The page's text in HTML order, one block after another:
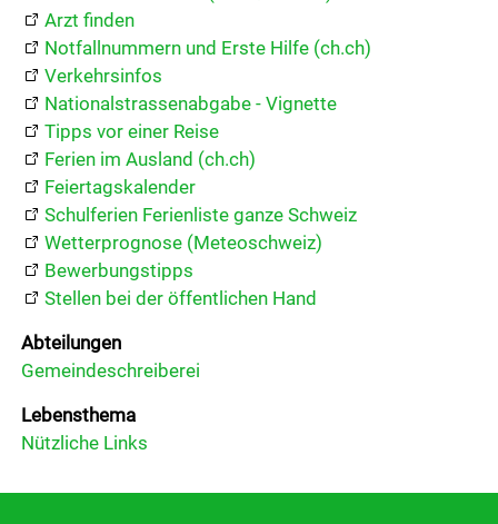
Reglemente und Verordnungen
Downloads
Gemeindeblatt
Soziales
Aktuelles
Wirtschaft
Politik
Freizeit & Kultur
Arzt finden
Notfallnummern und Erste Hilfe (ch.ch)
Verkehrsinfos
Nationalstrassenabgabe - Vignette
Tipps vor einer Reise
Ferien im Ausland (ch.ch)
Feiertagskalender
Schulferien Ferienliste ganze Schweiz
Wetterprognose (Meteoschweiz)
Bewerbungstipps
Stellen bei der öffentlichen Hand
Abteilungen
Gemeindeschreiberei
Lebensthema
Nützliche Links